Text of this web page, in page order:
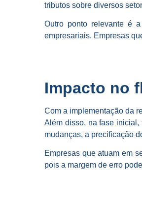
tributos sobre diversos
Outro ponto relevante é
empresariais. Empresas
Impacto no
Com a implementação da
Além disso, na fase inicial,
mudanças, a precificação
Empresas que atuam em
pois a margem de erro